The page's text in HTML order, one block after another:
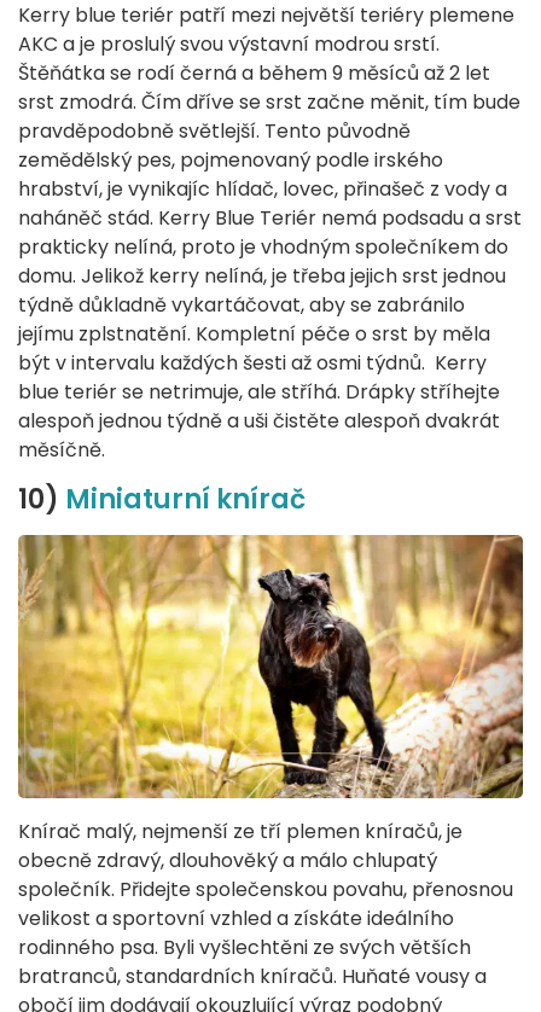
Kerry blue teriér patří mezi největší teriéry plemene
AKC a je proslulý svou výstavní modrou srstí.
Štěňátka se rodí černá a během 9 měsíců až 2 let
srst zmodrá. Čím dříve se srst začne měnit, tím bude
pravděpodobně světlejší. Tento původně
zemědělský pes, pojmenovaný podle irského
hrabství, je vynikajíc hlídač, lovec, přinašeč z vody a
naháněč stád. Kerry Blue Teriér nemá podsadu a srst
prakticky nelíná, proto je vhodným společníkem do
domu. Jelikož kerry nelíná, je třeba jejich srst jednou
týdně důkladně vykartáčovat, aby se zabránilo
jejímu zplstnatění. Kompletní péče o srst by měla
být v intervalu každých šesti až osmi týdnů. Kerry
blue teriér se netrimuje, ale stříhá. Drápky stříhejte
alespoň jednou týdně a uši čistěte alespoň dvakrát
měsíčně.
10) Miniaturní knírač
Knírač malý, nejmenší ze tří plemen kníračů, je
obecně zdravý, dlouhověký a málo chlupatý
společník. Přidejte společenskou povahu, přenosnou
velikost a sportovní vzhled a získáte ideálního
rodinného psa. Byli vyšlechtěni ze svých větších
bratranců, standardních kníračů. Huňaté vousy a
obočí jim dodávají okouzlující výraz podobný